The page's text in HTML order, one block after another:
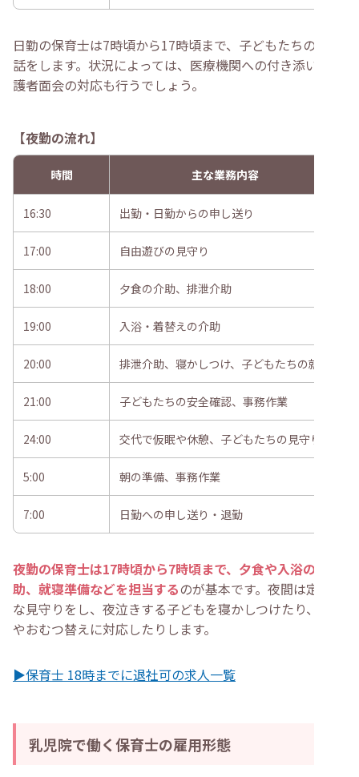
日勤の保育士は7時頃から17時頃まで、子どもたちのお世
話をします。状況によっては、医療機関への付き添いや保
護者面会の対応も行うでしょう。
【夜勤の流れ】
時間 主な業務内容
16:30 出勤・日勤からの申し送り
17:00 自由遊びの見守り
18:00 夕食の介助、排泄介助
19:00 入浴・着替えの介助
20:00 排泄介助、寝かしつけ、子どもたちの就寝
21:00 子どもたちの安全確認、事務作業
24:00 交代で仮眠や休憩、子どもたちの見守り
5:00 朝の準備、事務作業
7:00 日勤への申し送り・退勤
夜勤の保育士は17時頃から7時頃まで、夕食や入浴の介
助、就寝準備などを担当するのが基本です。夜間は定期的
な見守りをし、夜泣きする子どもを寝かしつけたり、授乳
やおむつ替えに対応したりします。
▶保育士 18時までに退社可の求人一覧
乳児院で働く保育士の雇用形態